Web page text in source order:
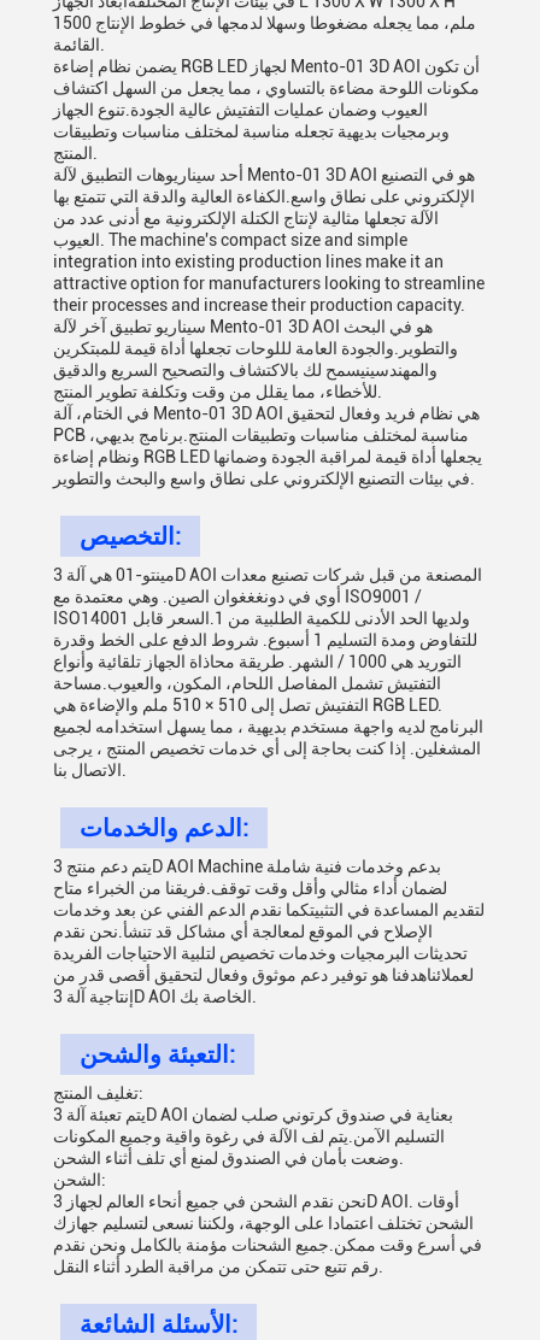
1500 ملم، مما يجعله مضغوطا وسهلا لدمجها في خطوط الإنتاج
يضمن نظام إضاءة RGB LED لجهاز Mento-01 3D AOI أن تكون
مكونات اللوحة مضاءة بالتساوي ، مما يجعل من السهل اكتشاف
العيوب وضمان عمليات التفتيش عالية الجودة.تنوع الجهاز
وبرمجيات بديهية تجعله مناسبة لمختلف مناسبات وتطبيقات
أحد سيناريوهات التطبيق لآلة Mento-01 3D AOI هو في التصنيع
الإلكتروني على نطاق واسع.الكفاءة العالية والدقة التي تتمتع بها
الآلة تجعلها مثالية لإنتاج الكتلة الإلكترونية مع أدنى عدد من
العيوب. The machine's compact size and simple
integration into existing production lines make it an
attractive option for manufacturers looking to streamline
their processes and increase their production capacity.
سيناريو تطبيق آخر لآلة Mento-01 3D AOI هو في البحث
والتطوير.والجودة العامة لللوحات تجعلها أداة قيمة للمبتكرين
والمهندسينيسمح لك بالاكتشاف والتصحيح السريع والدقيق
في الختام، آلة Mento-01 3D AOI هي نظام فريد وفعال لتحقيق
PCB مناسبة لمختلف مناسبات وتطبيقات المنتج.برنامج بديهي،
ونظام إضاءة RGB LED يجعلها أداة قيمة لمراقبة الجودة وضمانها
التخصيص:
مينتو-01 هي آلة 3D AOI المصنعة من قبل شركات تصنيع معدات
أوي في دونغغغوان الصين. وهي معتمدة مع ISO9001 /
ISO14001 ولديها الحد الأدنى للكمية الطلبية من 1.السعر قابل
للتفاوض ومدة التسليم 1 أسبوع. شروط الدفع على الخط وقدرة
التوريد هي 1000 / الشهر. طريقة محاذاة الجهاز تلقائية وأنواع
التفتيش تشمل المفاصل اللحام، المكون، والعيوب.مساحة
التفتيش تصل إلى 510 × 510 ملم والإضاءة هي RGB LED.
البرنامج لديه واجهة مستخدم بديهية ، مما يسهل استخدامه لجميع
المشغلين. إذا كنت بحاجة إلى أي خدمات تخصيص المنتج ، يرجى
الدعم والخدمات:
يتم دعم منتج 3D AOI Machine بدعم وخدمات فنية شاملة
لضمان أداء مثالي وأقل وقت توقف.فريقنا من الخبراء متاح
لتقديم المساعدة في التثبيتكما نقدم الدعم الفني عن بعد وخدمات
الإصلاح في الموقع لمعالجة أي مشاكل قد تنشأ.نحن نقدم
تحديثات البرمجيات وخدمات تخصيص لتلبية الاحتياجات الفريدة
لعملائناهدفنا هو توفير دعم موثوق وفعال لتحقيق أقصى قدر من
التعبئة والشحن:
تغليف المنتج:
يتم تعبئة آلة 3D AOI بعناية في صندوق كرتوني صلب لضمان
التسليم الآمن.يتم لف الآلة في رغوة واقية وجميع المكونات
الشحن:
نحن نقدم الشحن في جميع أنحاء العالم لجهاز 3D AOI. أوقات
الشحن تختلف اعتمادا على الوجهة، ولكننا نسعى لتسليم جهازك
في أسرع وقت ممكن.جميع الشحنات مؤمنة بالكامل ونحن نقدم
الأسئلة الشائعة: